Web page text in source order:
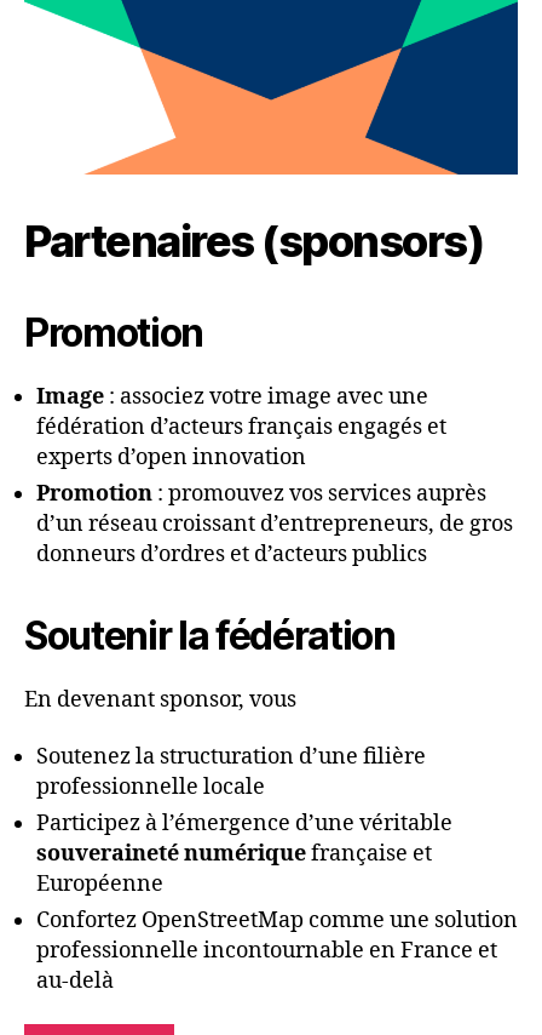
Partenaires (sponsors)
Promotion
Image : associez votre image avec une
fédération d’acteurs français engagés et
experts d’open innovation
Promotion : promouvez vos services auprès
d’un réseau croissant d’entrepreneurs, de gros
donneurs d’ordres et d’acteurs publics
Soutenir la fédération
En devenant sponsor, vous
Soutenez la structuration d’une filière
professionnelle locale
Participez à l’émergence d’une véritable
souveraineté numériquefrançaise et
Européenne
Confortez OpenStreetMap comme une solution
professionnelle incontournable en France et
au-delà